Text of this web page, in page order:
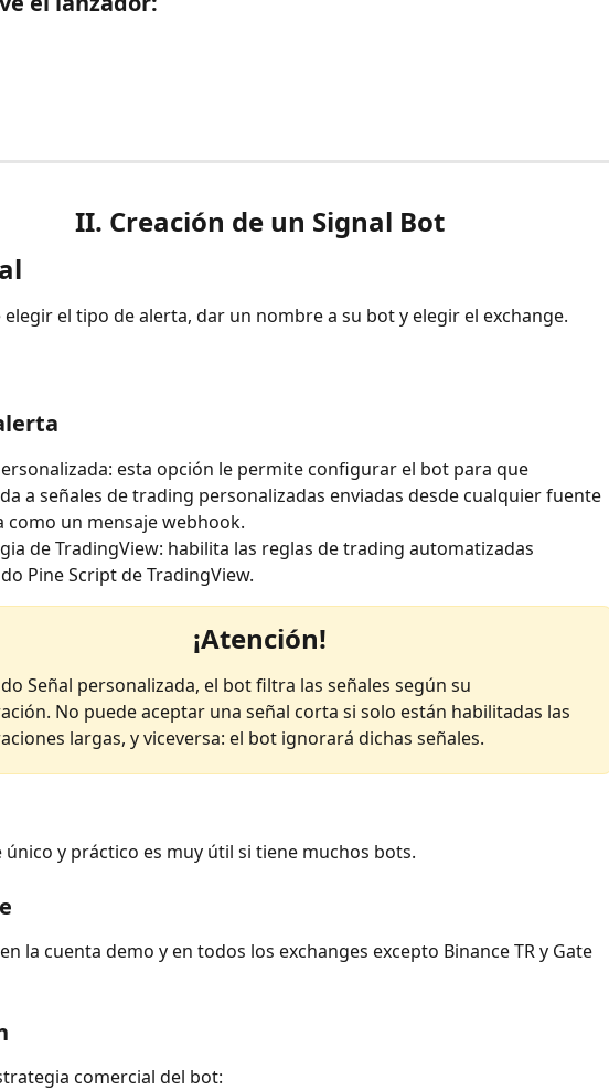
II. Creación de un Signal Bot
elegir el tipo de alerta, dar un nombre a su bot y elegir el exchange.
esta opción le permite configurar el bot para que
a señales de trading personalizadas enviadas desde cualquier fuente
como un mensaje webhook.
de TradingView: habilita las reglas de trading automatizadas
Pine Script de TradingView.
¡Atención!
Señal personalizada, el bot filtra las señales según su
No puede aceptar una señal corta si solo están habilitadas las
largas, y viceversa: el bot ignorará dichas señales.
y práctico es muy útil si tiene muchos bots.
la cuenta demo y en todos los exchanges excepto Binance TR y Gate
comercial del bot: